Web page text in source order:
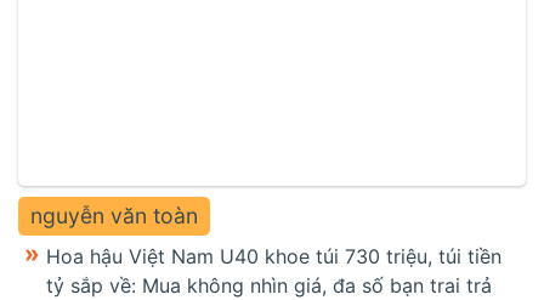
nguyễn văn toàn
Hoa hậu Việt Nam U40 khoe túi 730 triệu, túi tiền
tỷ sắp về: Mua không nhìn giá, đa số bạn trai trả